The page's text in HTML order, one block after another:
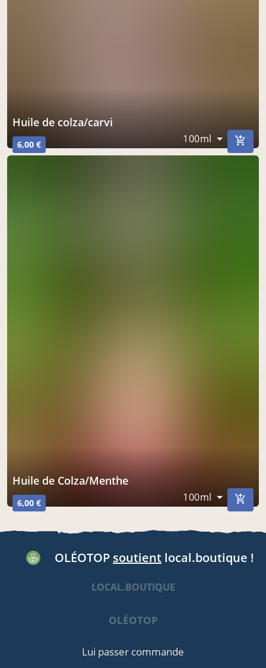
Huile de colza/carvi
6,00 € 100ml
Huile de Colza/Menthe
6,00 € 100ml
OLÉOTOP soutient local.boutique !
LOCAL.BOUTIQUE
OLÉOTOP
Lui passer commande